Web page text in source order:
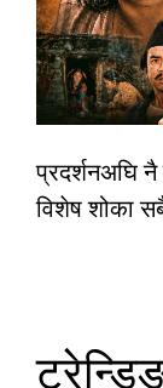
प्रदर्शनअघि
विशेष शोका